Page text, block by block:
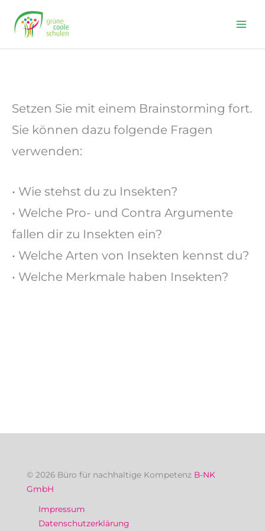
content
Setzen Sie mit einem Brainstorming fort.
Sie können dazu folgende Fragen
verwenden:
• Wie stehst du zu Insekten?
• Welche Pro- und Contra Argumente
fallen dir zu Insekten ein?
• Welche Arten von Insekten kennst du?
• Welche Merkmale haben Insekten?
© 2026 Büro für nachhaltige Kompetenz B-NK
GmbH
Impressum
Datenschutzerklärung